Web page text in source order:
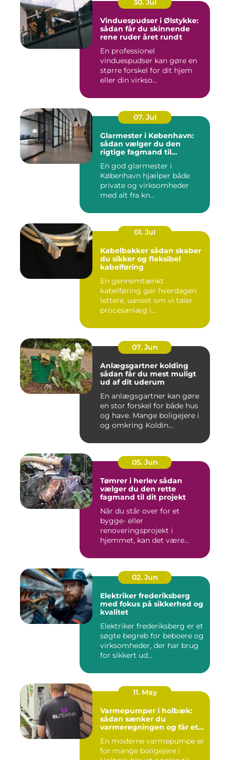
30. Jul
Vinduespudser i Ølstykke:
sådan får du skinnende
rene ruder året rundt
En professionel
vinduespudser kan gøre en
større forskel for dit hjem
eller din virkso...
07. Jul
Glarmester i København:
sådan vælger du den
rigtige fagmand til
En god glarmester i
København hjælper både
private og virksomheder
med alt fra kn...
01. Jul
Kabelbakker sådan skaber
du sikker og fleksibel
kabelføring
En gennemtænkt
kabelføring gør hverdagen
lettere, uanset om vi taler
procesanlæg i
07. Jun
Anlægsgartner kolding
sådan får du mest muligt
ud af dit uderum
En anlægsgartner kan gøre
en stor forskel for både hus
og have. Mange boligejere i
og omkring Koldin...
05. Jun
Tømrer i herlev sådan
vælger du den rette
fagmand til dit projekt
Når du står over for et
bygge- eller
renoveringsprojekt i
hjemmet, kan det være
02. Jun
Elektriker frederiksberg
med fokus på sikkerhed og
kvalitet
Elektriker frederiksberg er et
søgte begreb for beboere og
virksomheder, der har brug
for sikkert ud...
11. May
Varmepumper i holbæk:
sådan sænker du
varmeregningen og får et
En moderne varmepumpe er
for mange boligejere i